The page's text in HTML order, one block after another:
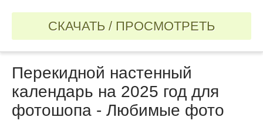
СКАЧАТЬ / ПРОСМОТРЕТЬ
Перекидной настенный
календарь на 2025 год для
фотошопа - Любимые фото